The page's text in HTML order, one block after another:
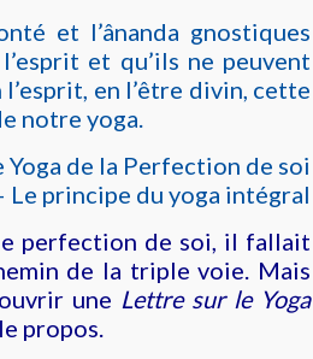
et l’ânanda gnostiques
et qu’ils ne peuvent
en l’être divin, cette
notre yoga.
de la Perfection de soi
Le principe du yoga intégral
perfection de soi, il fallait
de la triple voie. Mais
une Lettre sur le Yoga
propos.